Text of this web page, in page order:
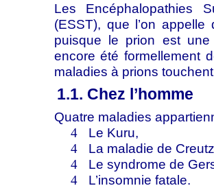
Les Encéphalopathies
(ESST), que l’on
puisque le prion est une
encore été formellement
maladies à prions touchent
1.1. Chez l’homme
Quatre maladies
4 Le Kuru,
4 La maladie de
4 Le syndrome de
4 L’insomnie fatale.